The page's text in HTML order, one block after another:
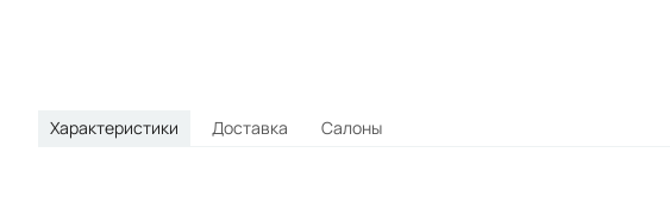
Характеристики Доставка Салоны